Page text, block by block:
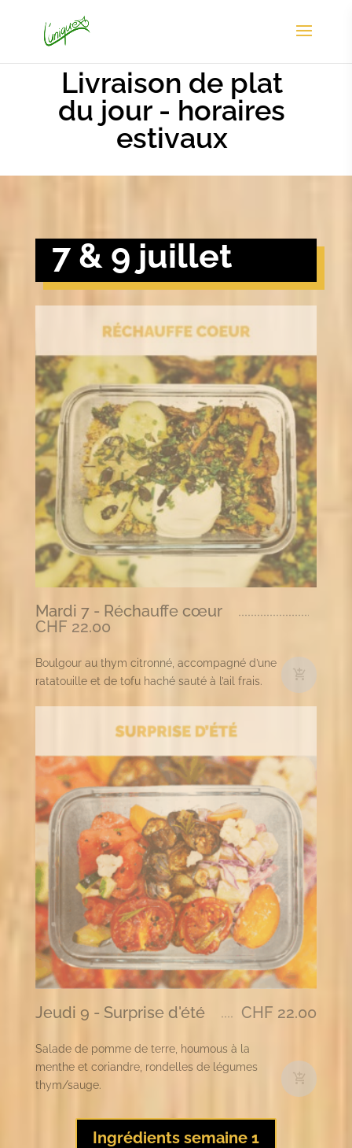
Livraison de plat
du jour - horaires
estivaux
7 & 9 juillet
Mardi 7 - Réchauffe cœur
CHF 22.00
Boulgour au thym citronné, accompagné d’une
ratatouille et de tofu haché sauté à l’ail frais.
Jeudi 9 - Surprise d'été CHF 22.00
Salade de pomme de terre, houmous à la
menthe et coriandre, rondelles de légumes
thym/sauge.
Ingrédients semaine 1